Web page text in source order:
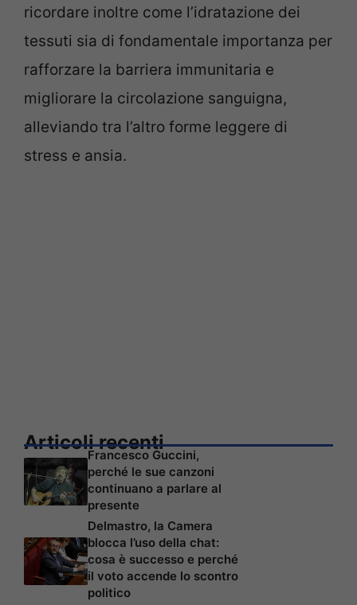
ricordare inoltre come l’idratazione dei
tessuti sia di fondamentale importanza per
rafforzare la barriera immunitaria e
migliorare la circolazione sanguigna,
alleviando tra l’altro forme leggere di
stress e ansia.
Articoli recenti
Francesco Guccini,
perché le sue canzoni
continuano a parlare al
presente
Delmastro, la Camera
blocca l’uso della chat:
cosa è successo e perché
il voto accende lo scontro
politico